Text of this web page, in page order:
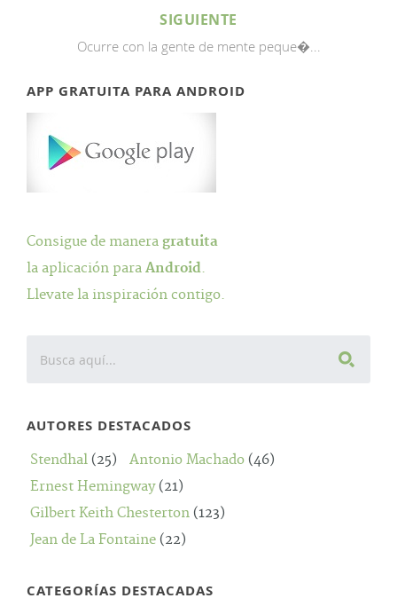
SIGUIENTE
Ocurre con la gente de mente peque�...
APP GRATUITA PARA ANDROID
Consigue de manera gratuita
la aplicación para Android.
Llevate la inspiración contigo.
AUTORES DESTACADOS
Stendhal (25) Antonio Machado (46)
Ernest Hemingway(21)
Gilbert Keith Chesterton (123)
Jean de La Fontaine (22)
CATEGORÍAS DESTACADAS